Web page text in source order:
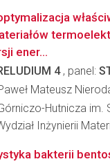
ener...
4, panel:
Mateusz
Hutnicza im.
Inżynierii
bakterii